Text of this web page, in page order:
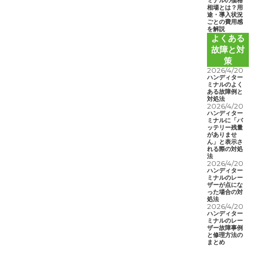
相場とは？用
途・導入状況
ごとの費用感
を解説
よくある
故障と対
策
2026/4/20
ハンディター
ミナルのよく
ある故障例と
対処法
2026/4/20
ハンディター
ミナルに「バ
ッテリー残量
がありませ
ん」と表示さ
れる際の対処
法
2026/4/20
ハンディター
ミナルのレー
ザーが点にな
った場合の対
処法
2026/4/20
ハンディター
ミナルのレー
ザー故障事例
と修理方法の
まとめ